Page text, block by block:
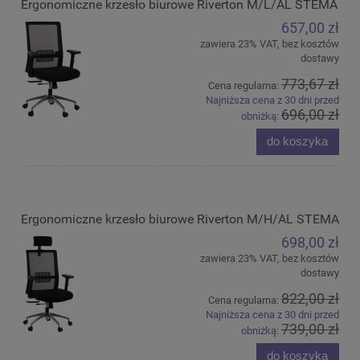
Ergonomiczne krzesło biurowe Riverton M/L/AL STEMA
657,00 zł
zawiera 23% VAT, bez kosztów
dostawy
Cena regularna: 773,67 zł
Najniższa cena z 30 dni przed
obniżką: 696,00 zł
do koszyka
Ergonomiczne krzesło biurowe Riverton M/H/AL STEMA
698,00 zł
zawiera 23% VAT, bez kosztów
dostawy
Cena regularna: 822,00 zł
Najniższa cena z 30 dni przed
obniżką: 739,00 zł
do koszyka